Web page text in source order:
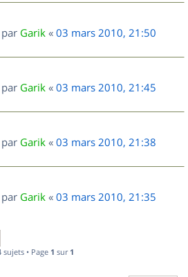
Garik « 03 mars 2010, 21:50
Garik « 03 mars 2010, 21:45
Garik « 03 mars 2010, 21:38
Garik « 03 mars 2010, 21:35
sujets • Page 1 sur 1